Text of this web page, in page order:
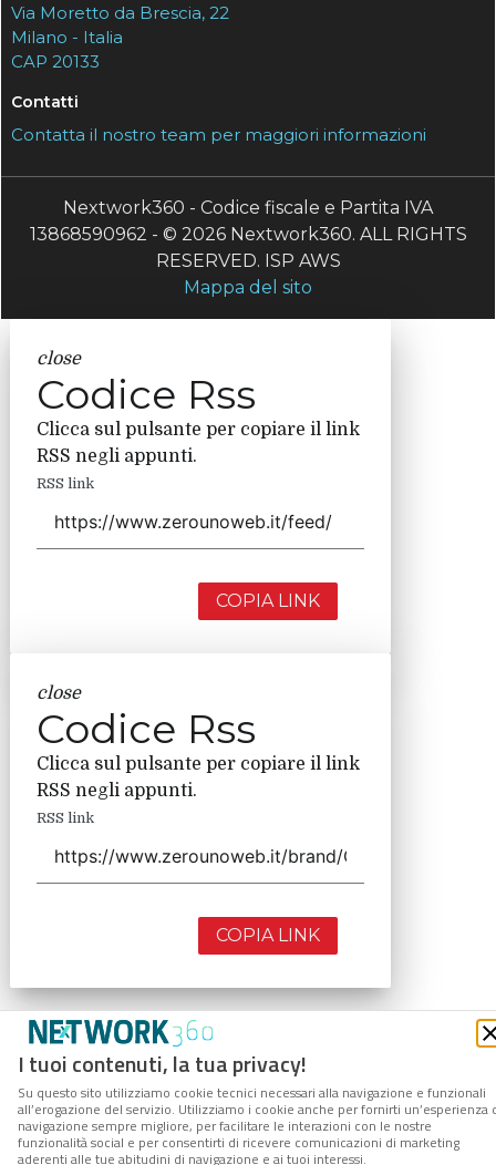
I tuoi contenuti, la tua privacy!
Su questo sito utilizziamo cookie tecnici necessari alla navigazione e funzionali
all’erogazione del servizio. Utilizziamo i cookie anche per fornirti un’esperienza
navigazione sempre migliore, per facilitare le interazioni con le nostre
funzionalità social e per consentirti di ricevere comunicazioni di marketing
aderenti alle tue abitudini di navigazione e ai tuoi interessi.
Via Moretto da Brescia, 22
Milano - Italia
CAP 20133
Contatti
Contatta il nostro team per maggiori informazioni
Nextwork360 - Codice fiscale e Partita IVA
13868590962 - © 2026 Nextwork360. ALL RIGHTS
RESERVED. ISP AWS
Mappa del sito
close
Codice Rss
Clicca sul pulsante per copiare il link
RSS negli appunti.
RSS link
COPIA LINK
close
Codice Rss
Clicca sul pulsante per copiare il link
RSS negli appunti.
RSS link
COPIA LINK